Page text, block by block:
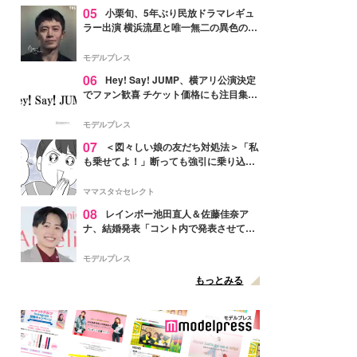
05 小栗旬、5年ぶり民放ドラマレギュ
ラー出演 横浜流星と唯一無二の異色のバ
モデルプレス
06 Hey! Say! JUMP、横アリ公演決定
でファン歓喜 チケット価格にも注目集ま
モデルプレス
07
＜図々しい娘の友だち対処法＞「私
も乗せてよ！」断っても強引に乗り込ん
ママスタ☆セレクト
08
レインボー池田直人＆佐藤佳奈ア
ナ、結婚発表「コント内で発表させてい
点変更のため
モデルプレス
もっとみる